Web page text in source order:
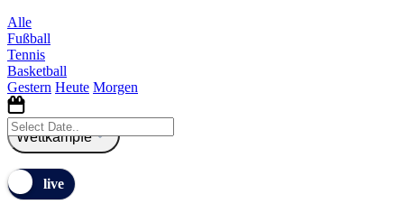
Alle
Fußball
Tennis
Basketball
Gestern Heute Morgen
Wettkämpfe